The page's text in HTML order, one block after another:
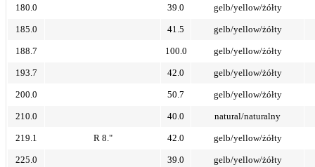
180.0 39.0 gelb/yellow/żółty
185.0 41.5 gelb/yellow/żółty
188.7 100.0 gelb/yellow/żółty
193.7 42.0 gelb/yellow/żółty
200.0 50.7 gelb/yellow/żółty
210.0 40.0 natural/naturalny
219.1 R 8." 42.0 gelb/yellow/żółty
225.0 39.0 gelb/yellow/żółty